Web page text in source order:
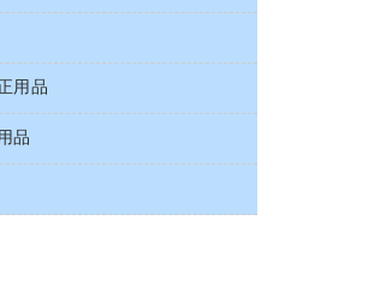
用ファイル
びるファイル
・綴込表紙
品
ックス
ュペーパー
トペーパー
看板用品
レイ用品
リ袋
品
イト
・ライト
電池
灯
・アクセサリー
プ／延長コード
・調理家電
製品
節家電
文具
ープ
イター
用品
ンシル
ペンシル用替芯
ン（ゲルインク）
品